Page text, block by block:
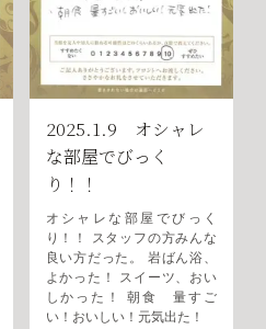
2025.1.9 オシャレ
な部屋でびっく
り！！
オシャレな部屋でびっく
り！！ スタッフの方みんな
良い方だった。 岩ばん浴、
よかった！ スイーツ、おい
しかった！ 朝食 量すご
い！おいしい！元気出た！